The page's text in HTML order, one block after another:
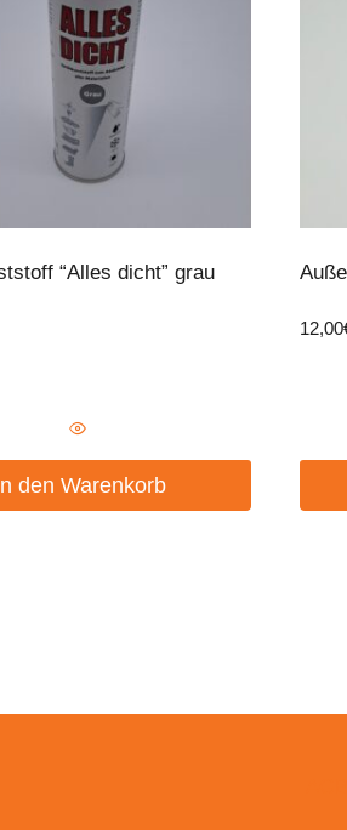
“Alles dicht” grau
den Warenkorb
12,00